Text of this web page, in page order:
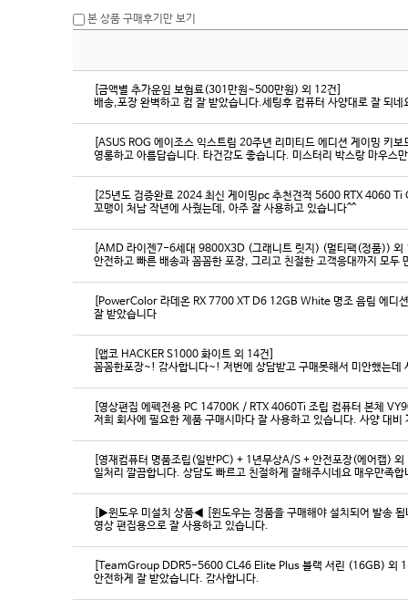
본 상품 구매후기만 보기
[금액별 추가운임 보험료(301만원~500만원) 외 12건]
배송,포장 완벽하고 컴 잘 받았습니다.세팅후 컴퓨터 사양대로 잘 되
[ASUS ROG 에이조스 익스트림 20주년 리미티드 에디션 게이밍 키
영롱하고 아름답습니다. 타건감도 좋습니다. 미스터리 박스랑 마우스
[25년도 검증완료 2024 최신 게이밍pc 추천견적 5600 RTX 4060
꼬맹이 처남 작년에 사줬는데, 아주 잘 사용하고 있습니다^^
[AMD 라이젠7-6세대 9800X3D (그래니트 릿지) (멀티팩(정품)) 외
[PowerColor 라데온 RX 7700 XT D6 12GB White 명조 음림 에디
잘 받았습니다
[앱코 HACKER S1000 화이트 외 14건]
꼼꼼한포장~! 감사합니다~! 저번에 상담받고 구매못해서 미안했는
[영상편집 에펙전용 PC 14700K / RTX 4060Ti 조립 컴퓨터 본체
[영재컴퓨터 명품조립(일반PC) + 1년무상A/S + 안전포장(에어캡)
일처리 깔끔합니다. 상담도 빠르고 친절하게 잘해주시네요 매우만족
[▶윈도우 미설치 상품◀ [윈도우는 정품을 구매해야 설치되어 발송
영상 편집용으로 잘 사용하고 있습니다.
[TeamGroup DDR5-5600 CL46 Elite Plus 블랙 서린 (16GB) 외
안전하게 잘 받았습니다. 감사합니다.